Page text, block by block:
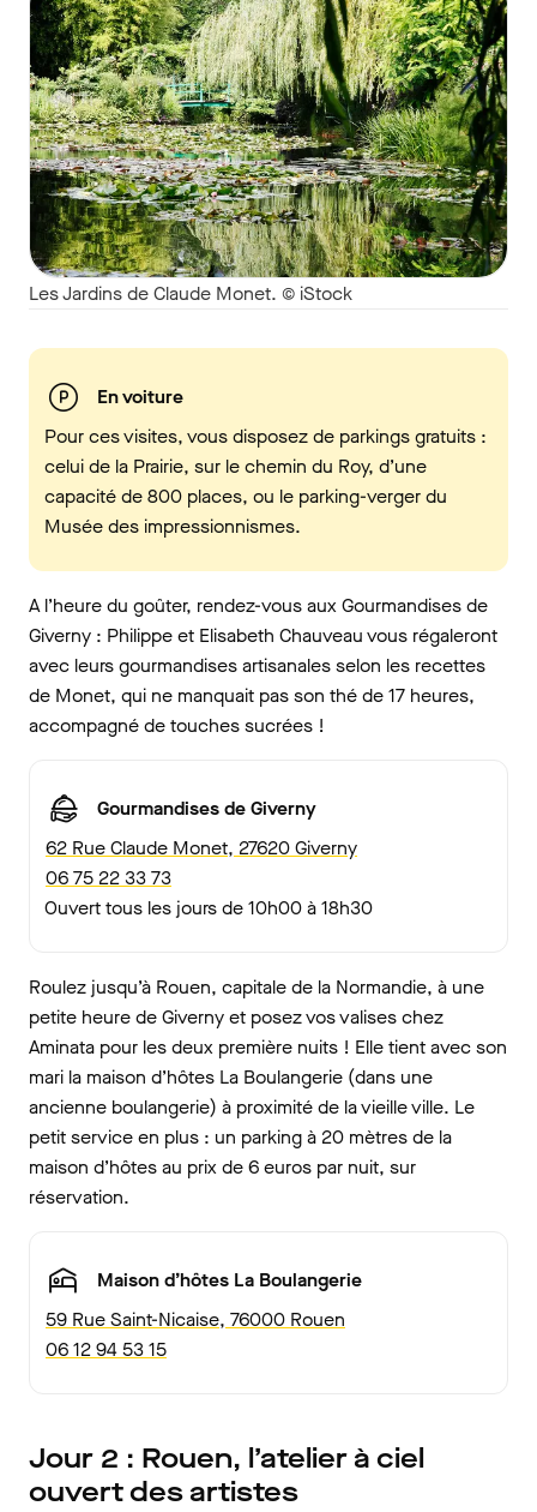
Les Jardins de Claude Monet. © iStock
En voiture
Pour ces visites, vous disposez de parkings gratuits :
celui de la Prairie, sur le chemin du Roy, d’une
capacité de 800 places, ou le parking-verger du
Musée des impressionnismes.
A l’heure du goûter, rendez-vous aux Gourmandises de
Giverny : Philippe et Elisabeth Chauveau vous régaleront
avec leurs gourmandises artisanales selon les recettes
de Monet, qui ne manquait pas son thé de 17 heures,
accompagné de touches sucrées !
Gourmandises de Giverny
62 Rue Claude Monet, 27620 Giverny
06 75 22 33 73
Ouvert tous les jours de 10h00 à 18h30
Roulez jusqu’à Rouen, capitale de la Normandie, à une
petite heure de Giverny et posez vos valises chez
Aminata pour les deux première nuits ! Elle tient avec son
mari la maison d’hôtes La Boulangerie (dans une
ancienne boulangerie) à proximité de la vieille ville. Le
petit service en plus : un parking à 20 mètres de la
maison d’hôtes au prix de 6 euros par nuit, sur
réservation.
Maison d’hôtes La Boulangerie
59 Rue Saint-Nicaise, 76000 Rouen
06 12 94 53 15
Jour 2 : Rouen, l’atelier à ciel
ouvert des artistes